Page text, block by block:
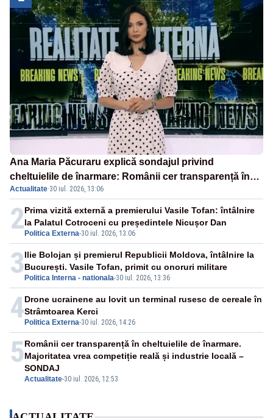
Ana Maria Păcuraru explică sondajul privind
cheltuielile de înarmare: Românii cer transparență în
achiziții și un echilibru între partenerii externi
Actualitate·30 iul. 2026, 13:06
2 Politica Externa-30 iul. 2026, 13:06
Prima vizită externă a premierului Vasile Tofan: întâlnire
la Palatul Cotroceni cu președintele Nicușor Dan
3 Politica Interna - nationala-30 iul. 2026, 13:36
Ilie Bolojan și premierul Republicii Moldova, întâlnire la
București. Vasile Tofan, primit cu onoruri militare
4 Politica Externa-30 iul. 2026, 14:26
Drone ucrainene au lovit un terminal rusesc de cereale în
Strâmtoarea Kerci
5
Actualitate-30 iul. 2026, 12:53
Românii cer transparență în cheltuielile de înarmare.
Majoritatea vrea competiție reală și industrie locală –
SONDAJ